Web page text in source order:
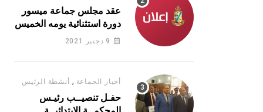
عقد مجلس جماعة ميسور
دورة استثنائية يومه الخميس
16 يونيو 2022 9 دجنبر 2021
أخبار الجماعة , أنشطة الرئيس
حفـل تنصيــب رئيـس